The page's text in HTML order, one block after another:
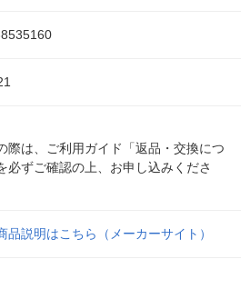
際は、ご利用ガイド「返品・交換につ
必ずご確認の上、お申し込みくださ
品説明はこちら（メーカーサイト）